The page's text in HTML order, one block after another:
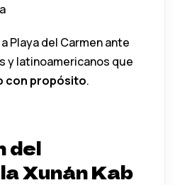
Playa del Carmen ante
y latinoamericanos que
con propósito.
del
Xunán Kab